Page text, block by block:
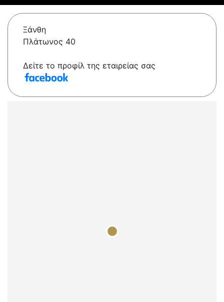
Ξάνθη
Πλάτωνος 40
Δείτε το προφίλ της εταιρείας σας